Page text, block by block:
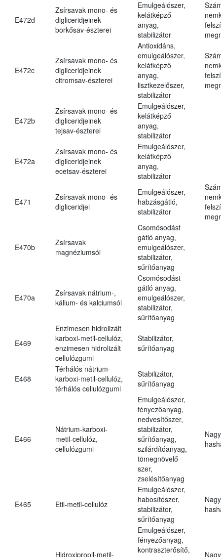
E472d
Zsírsavak mono- és
digliceridjeinek
borkősav-észterei
Emulgeálószer,
kelátképző
anyag,
stabilizátor
E472c
Zsírsavak mono- és
digliceridjeinek
citromsav-észterei
Antioxidáns,
emulgeálószer,
kelátképző
anyag,
lisztkezelőszer,
stabilizátor
E472b
Zsírsavak mono- és
digliceridjeinek
tejsav-észterei
Emulgeálószer,
kelátképző
anyag,
stabilizátor
E472a
Zsírsavak mono- és
digliceridjeinek
ecetsav-észterei
Emulgeálószer,
kelátképző
anyag,
stabilizátor
E471
Zsírsavak mono- és
digliceridjei
Emulgeálószer,
habzásgátló,
stabilizátor
E470b
Zsírsavak
magnéziumsói
Csomósodást
gátló anyag,
emulgeálószer,
stabilizátor,
sűrítőanyag
E470a
Zsírsavak nátrium-,
kálium- és kalciumsói
Csomósodást
gátló anyag,
emulgeálószer,
stabilizátor,
sűrítőanyag
E469
Enzimesen hidrolizált
karboxi-metil-cellulóz,
enzimesen hidrolizált
cellulózgumi
Stabilizátor,
sűrítőanyag
E468
Térhálós nátrium-
karboxi-metil-cellulóz,
térhálós cellulózgumi
Stabilizátor,
sűrítőanyag
E466
Nátrium-karboxi-
metil-cellulóz,
cellulózgumi
Emulgeálószer,
fényezőanyag,
nedvesítőszer,
stabilizátor,
sűrítőanyag,
szilárdítóanyag,
tömegnövelő
szer,
zselésítőanyag
E465 Etil-metil-cellulóz
Emulgeálószer,
habosítószer,
stabilizátor,
sűrítőanyag
Hidroxipropil-metil-
Emulgeálószer,
fényezőanyag,
kontraszterősítő,